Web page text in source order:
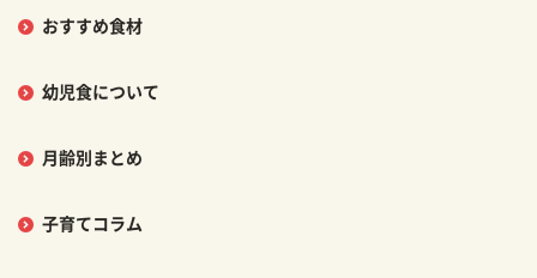
おすすめ食材
幼児食について
月齢別まとめ
子育てコラム